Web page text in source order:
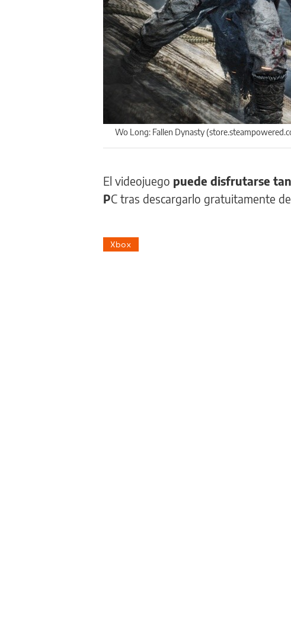
Wo Long: Fallen Dynasty
El videojuego puede disfrutarse
PC tras descargarlo gratuitamente
Xbox